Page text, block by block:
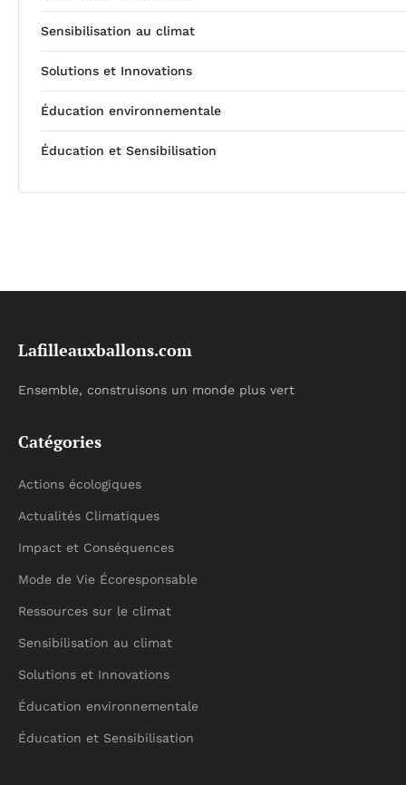
Sensibilisation au climat
Solutions et Innovations
Éducation environnementale
Éducation et Sensibilisation
Lafilleauxballons.com
Ensemble, construisons un monde plus vert
Catégories
Actions écologiques
Actualités Climatiques
Impact et Conséquences
Mode de Vie Écoresponsable
Ressources sur le climat
Sensibilisation au climat
Solutions et Innovations
Éducation environnementale
Éducation et Sensibilisation